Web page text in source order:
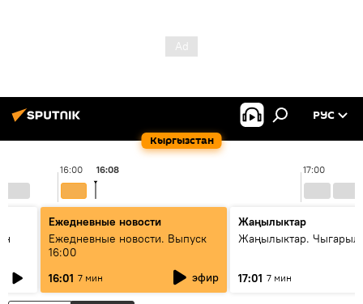
Кыргызстан
РУС
16:00 17:00
16:08
Ежедневные новости
Ежедневные новости. Выпуск
16:00
16:01 7 мин эфир
Жаңылыктар
Жаңылыктар.
17:01 7 мин